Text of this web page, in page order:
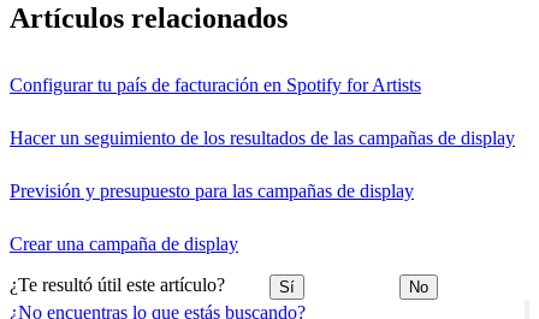
¿No encuentras lo que estás buscando?
Artículos relacionados
Configurar tu país de facturación en Spotify for Artists
Hacer un seguimiento de los resultados de las campañas de display
Previsión y presupuesto para las campañas de display
Crear una campaña de display
¿Te resultó útil este artículo? Sí No